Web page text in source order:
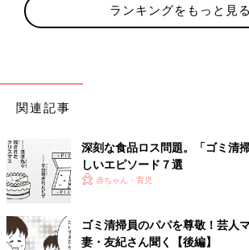
ランキングをもっと見る
関連記事
深刻な食品ロス問題。「ゴミ清
しいエピソード７選
赤ちゃん・育児
ゴミ清掃員のパパを尊敬！芸人
妻・友紀さん聞く【後編】